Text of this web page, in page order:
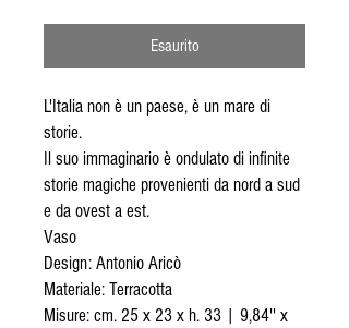
Esaurito
L'Italia non è un paese, è un mare di
storie.
Il suo immaginario è ondulato di infinite
storie magiche provenienti da nord a sud
e da ovest a est.
Vaso
Design: Antonio Aricò
Materiale: Terracotta
Misure: cm. 25 x 23 x h. 33 | 9,84'' x